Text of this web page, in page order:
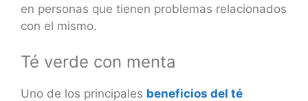
en personas que tienen problemas relacionados
con el mismo.
Té verde con menta
Uno de los principales beneficios del té